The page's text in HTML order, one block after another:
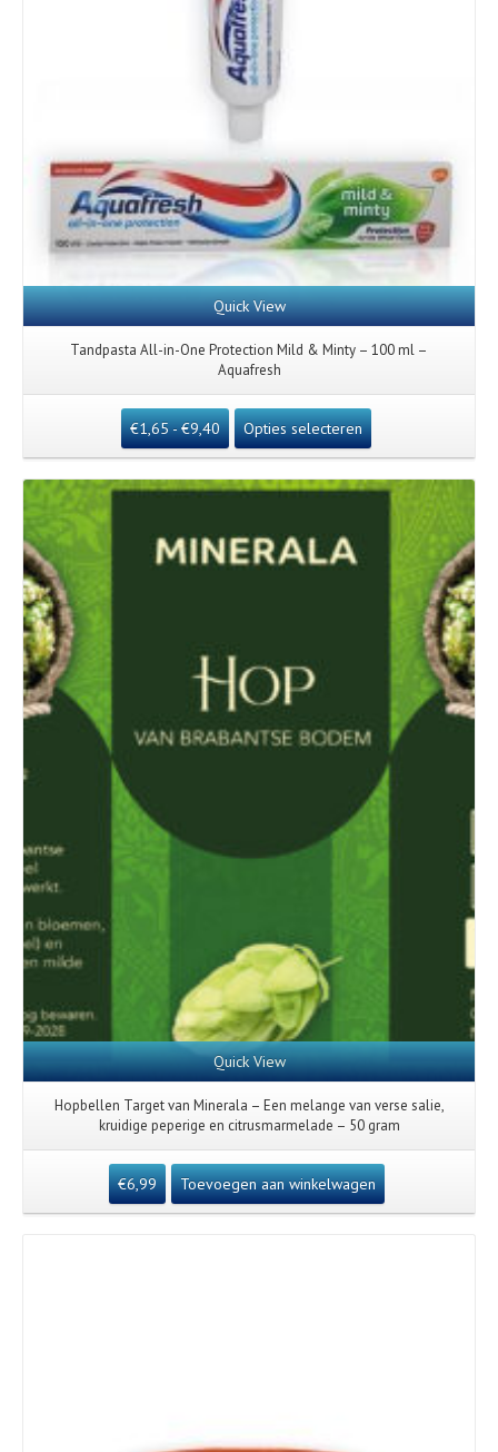
Quick View
Tandpasta All-in-One Protection Mild & Minty – 100 ml –
Aquafresh
€1,65- €9,40 Opties selecteren
Details
Quick View
Hopbellen Target van Minerala – Een melange van verse salie,
kruidige peperige en citrusmarmelade – 50 gram
€6,99 Toevoegen aan winkelwagen